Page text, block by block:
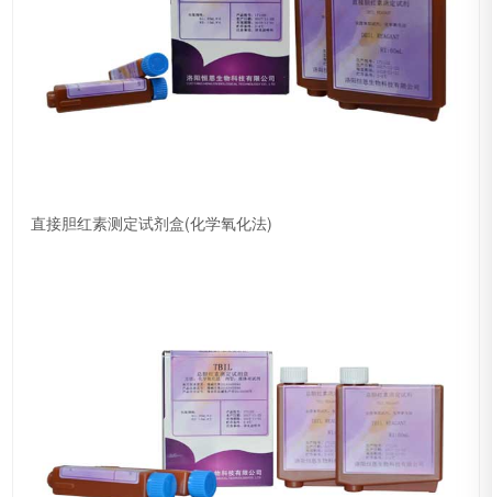
直接胆红素测定试剂盒(化学氧化法)